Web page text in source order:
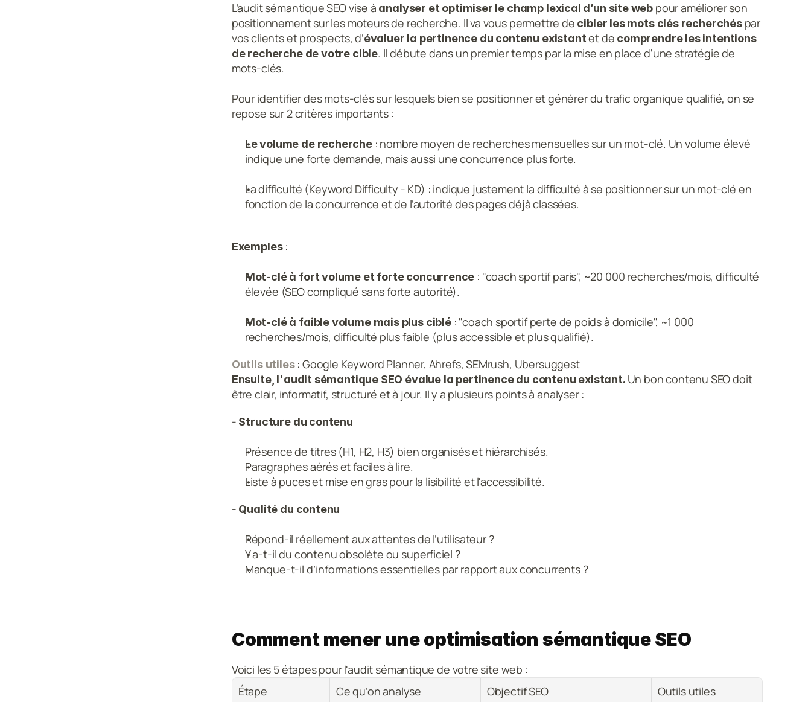
L’audit sémantique SEO vise à analyser et optimiser le champ lexical d’un site web pour améliorer son
positionnement sur les moteurs de recherche. Il va vous permettre de cibler les mots clés recherchés par
vos clients et prospects, d’évaluer la pertinence du contenu existant et de comprendre les intentions
de recherche de votre cible. Il débute dans un premier temps par la mise en place d'une stratégie de
mots-clés.
Pour identifier des mots-clés sur lesquels bien se positionner et générer du trafic organique qualifié, on se
repose sur 2 critères importants :
Le volume de recherche : nombre moyen de recherches mensuelles sur un mot-clé. Un volume élevé
indique une forte demande, mais aussi une concurrence plus forte.
La difficulté (Keyword Difficulty - KD) : indique justement la difficulté à se positionner sur un mot-clé en
fonction de la concurrence et de l’autorité des pages déjà classées.
Exemples :
Mot-clé à fort volume et forte concurrence : "coach sportif paris", ~20 000 recherches/mois, difficulté
élevée (SEO compliqué sans forte autorité).
Mot-clé à faible volume mais plus ciblé : "coach sportif perte de poids à domicile", ~1 000
recherches/mois, difficulté plus faible (plus accessible et plus qualifié).
Outils utiles : Google Keyword Planner, Ahrefs, SEMrush, Ubersuggest
Ensuite, l'audit sémantique SEO évalue la pertinence du contenu existant. Un bon contenu SEO doit
être clair, informatif, structuré et à jour. Il y a plusieurs points à analyser :
- Structure du contenu
Présence de titres (H1, H2, H3) bien organisés et hiérarchisés.
Paragraphes aérés et faciles à lire.
Liste à puces et mise en gras pour la lisibilité et l'accessibilité.
- Qualité du contenu
Répond-il réellement aux attentes de l’utilisateur ?
Y a-t-il du contenu obsolète ou superficiel ?
Manque-t-il d’informations essentielles par rapport aux concurrents ?
Comment mener une optimisation sémantique SEO
Voici les 5 étapes pour l'audit sémantique de votre site web :
Étape
Ce qu’on analyse Objectif SEO
Outils utiles